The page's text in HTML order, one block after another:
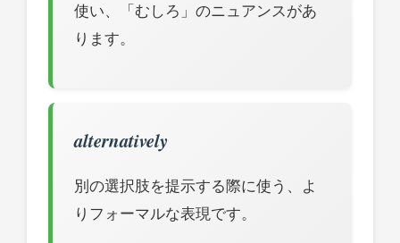
使い、「むしろ」のニュアンスがあ
ります。
alternatively
別の選択肢を提示する際に使う、よ
りフォーマルな表現です。